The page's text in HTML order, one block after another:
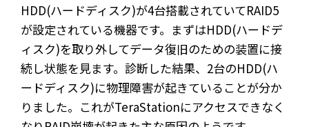
HDD(ハードディスク)が4台搭載されていてRAID5
が設定されている機器です。まずはHDD(ハードデ
ィスク)を取り外してデータ復旧のための装置に接
続し状態を見ます。診断した結果、2台のHDD(ハ
ードディスク)に物理障害が起きていることが分か
りました。これがTeraStationにアクセスできなく